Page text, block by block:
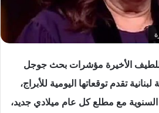
الأخيرة مؤشرات بحث جوجل
تقدم توقعاتها اليومية للأبراج،
السنوية مع مطلع كل عام ميلادي جديد،